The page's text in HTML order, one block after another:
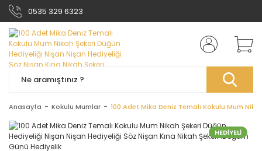
0535 329 6323
Anasayfa Kokulu Mumlar 100 Adet Mika Deniz Temalı Kokulu Mum
HEDİYELİ